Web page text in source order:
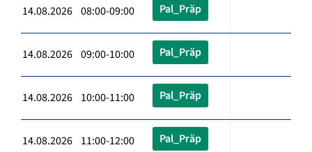
14.08.2026 08:00-09:00 Pal_Präp
14.08.2026 09:00-10:00 Pal_Präp
14.08.2026 10:00-11:00 Pal_Präp
14.08.2026 11:00-12:00 Pal_Präp